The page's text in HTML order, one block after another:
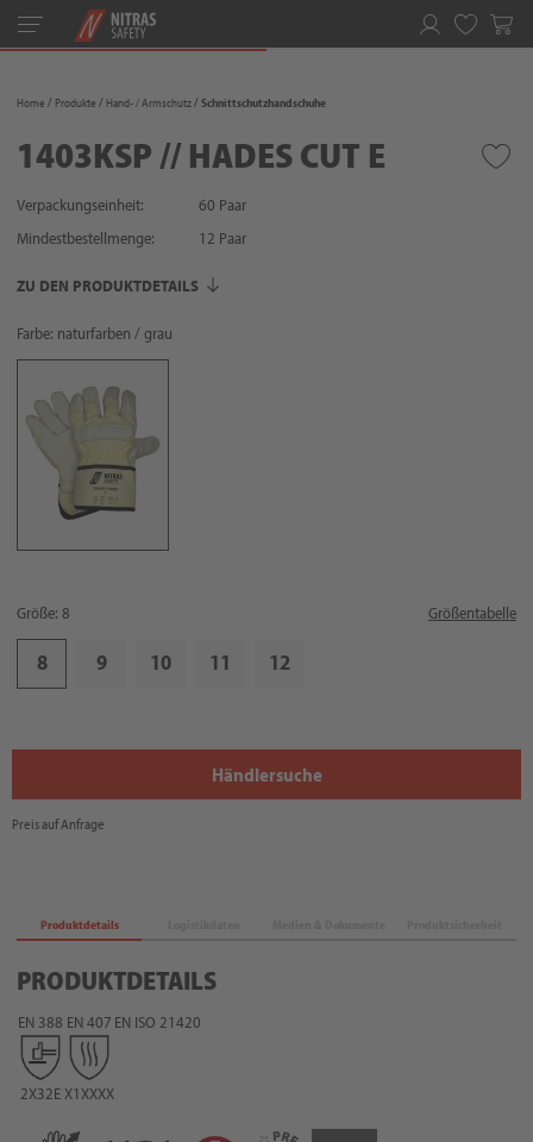
Toggle
navigation
Home Produkte Hand- / Armschutz Schnittschutzhandschuhe
1403KSP // HADES CUT E
Verpackungseinheit:
60 Paar
Mindestbestellmenge:
12 Paar
ZU DEN PRODUKTDETAILS
Farbe: naturfarben / grau
Größe: 8 Größentabelle
8 9 10 11 12
Händlersuche
Preis auf Anfrage
Produktdetails
PRODUKTDETAILS
EN 388
2X32E
EN 407
X1XXXX
EN ISO 21420